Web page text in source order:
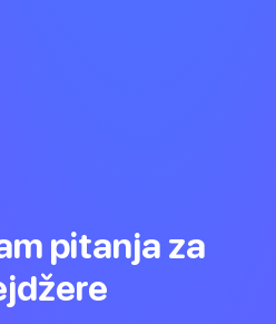
pitanja za